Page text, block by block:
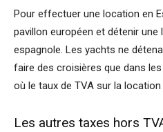
Pour effectuer une location en
pavillon européen et détenir une
espagnole. Les yachts ne
faire des croisières que dans
où le taux de TVA sur la location
Les autres taxes hors